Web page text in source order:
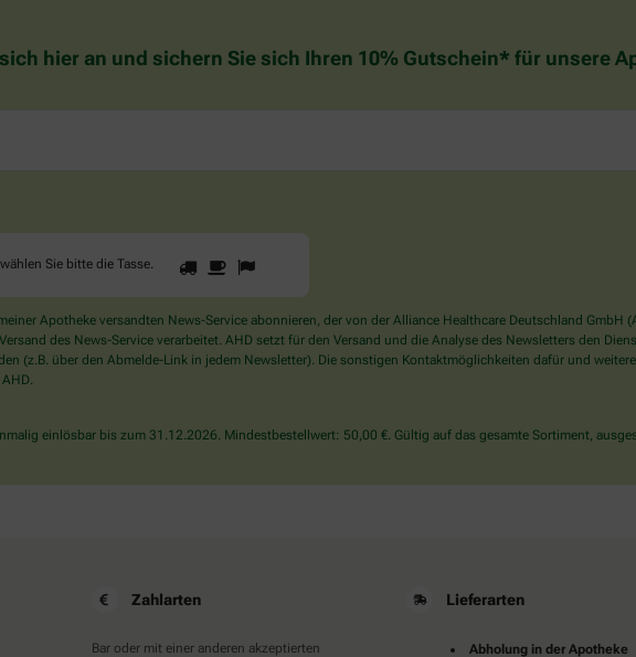
hier an und sichern Sie sich Ihren 10% Gutschein* für unsere
Sie bitte die Tasse.
Sind
Sie
Mensch?
Dann
wählen
Tasse.
1 2
Apotheke versandten News-Service abonnieren, der von der Alliance Healthcare Deutschland
des News-Service verarbeitet. AHD setzt für den Versand und die Analyse des Newsletters den
(z.B. über den Abmelde-Link in jedem Newsletter). Die sonstigen Kontaktmöglichkeiten dafür und
einlösbar bis zum 31.12.2026. Mindestbestellwert: 50,00 €. Gültig auf das gesamte Sortiment,
Zahlarten
Bar oder mit einer anderen akzeptierten
Lieferarten
Abholung in der Apotheke